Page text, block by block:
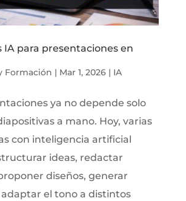
IA para presentaciones en
Formación | Mar 1, 2026| IA
ya no depende solo
a mano. Hoy, varias
con inteligencia artificial
ideas, redactar
diseños, generar
el tono a distintos